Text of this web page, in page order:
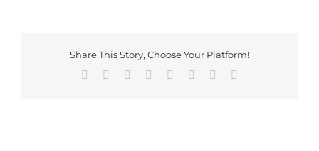
Share This Story, Choose Your Platform!
Facebook Reddit LinkedIn
TumblrPinterest